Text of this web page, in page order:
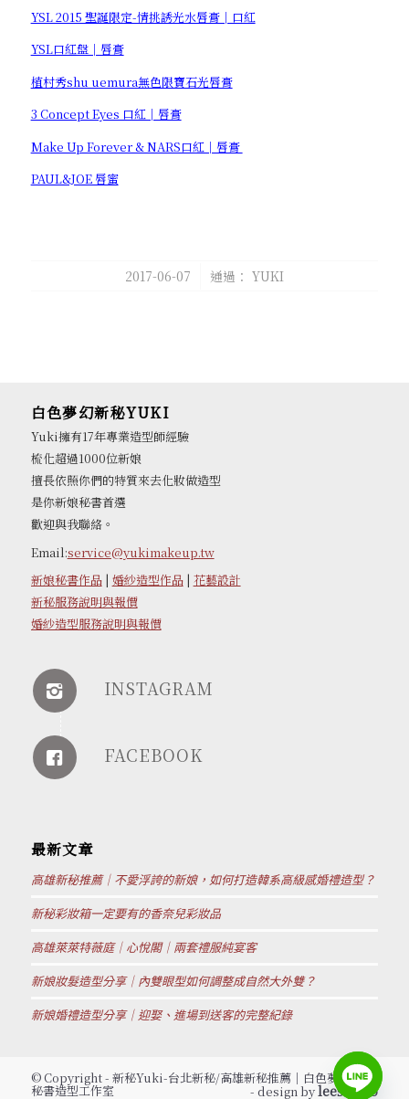
YSL 2015 聖誕限定-情挑誘光水唇膏│口紅
YSL口紅盤│唇膏
植村秀shu uemura無色限寶石光唇膏
3 Concept Eyes 口紅│唇膏
Make Up Forever & NARS口紅│唇膏
PAUL&JOE 唇蜜
2017-06-07
/ 通過： YUKI
白色夢幻新秘YUKI
Yuki擁有17年專業造型師經驗
梳化超過1000位新娘
擅長依照你們的特質來去化妝做造型
是你新娘秘書首選
歡迎與我聯絡。
Email:service@yukimakeup.tw
新娘秘書作品| 婚紗造型作品| 花藝設計
新秘服務說明與報價
婚紗造型服務說明與報價
INSTAGRAM
FACEBOOK
最新文章
高雄新秘推薦｜不愛浮誇的新娘，如何打造韓系高級感婚禮造型？
新秘彩妝箱一定要有的香奈兒彩妝品
高雄萊萊特薇庭｜心悅閣｜兩套禮服純宴客
新娘妝髮造型分享｜內雙眼型如何調整成自然大外雙？
新娘婚禮造型分享｜迎娶、進場到送客的完整紀錄
© Copyright - 新秘Yuki-台北新秘/高雄新秘推薦│白色夢幻新娘
秘書造型工作室 - design byleestudio